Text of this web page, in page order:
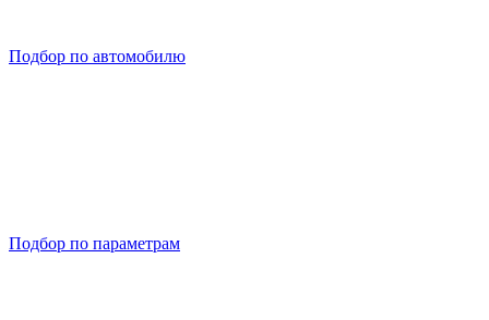
Подбор по автомобилю
Подбор по параметрам